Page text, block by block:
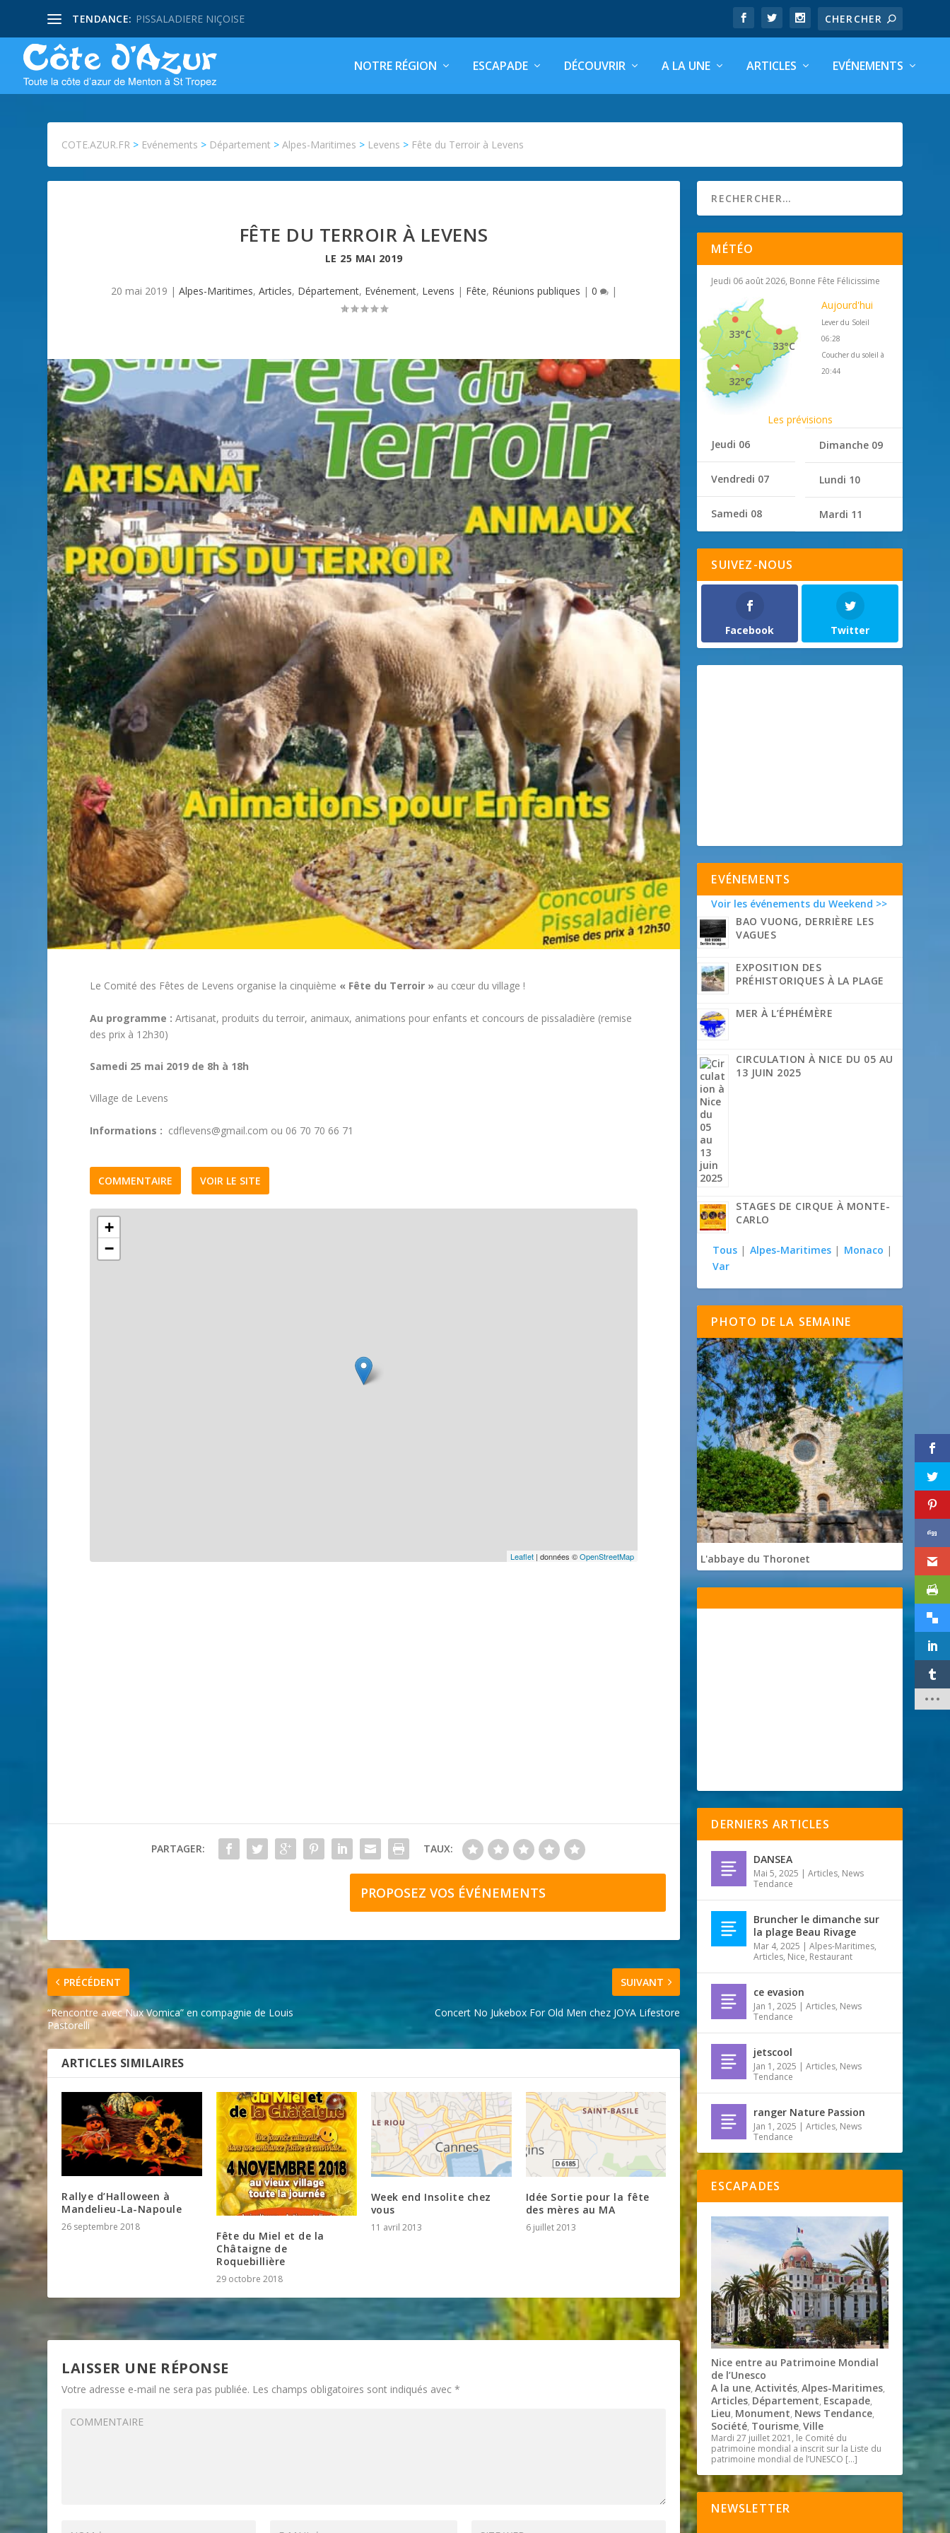
TENDANCE: PISSALADIERE NIÇOISE
NOTRE RÉGION ESCAPADE DÉCOUVRIR A LA UNE ARTICLES EVÉNEMENTS
COTE.AZUR.FR > Evénements > Département >Alpes-Maritimes > Levens > Fête du Terroir à Levens
FÊTE DU TERROIR À LEVENS
LE 25 MAI 2019
20 mai 2019 | Alpes-Maritimes, Articles, Département, Evénement, Levens | Fête, Réunions publiques | 0 |
Le Comité des Fêtes de Levens organise la cinquième « Fête du Terroir » au cœur du village !
Au programme : Artisanat, produits du terroir, animaux, animations pour enfants et concours de pissaladière (remise
des prix à 12h30)
Samedi 25 mai 2019 de 8h à 18h
Village de Levens
Informations : cdflevens@gmail.com ou 06 70 70 66 71
COMMENTAIRE VOIR LE SITE
+
−
Leaflet | données ©OpenStreetMap
PARTAGER: TAUX:
PROPOSEZ VOS ÉVÉNEMENTS
PRÉCÉDENT
“Rencontre avec Nux Vomica” en compagnie de Louis
Pastorelli
SUIVANT
Concert No Jukebox For Old Men chez JOYA Lifestore
ARTICLES SIMILAIRES
Rallye d’Halloween à
Mandelieu-La-Napoule
26 septembre 2018
Fête du Miel et de la
Châtaigne de
Roquebillière
29 octobre 2018
Week end Insolite chez
vous
11 avril 2013
Idée Sortie pour la fête
des mères au MA
6 juillet 2013
LAISSER UNE RÉPONSE
Votre adresse e-mail ne sera pas publiée. Les champs obligatoires sont indiqués avec*
MÉTÉO
Jeudi 06 août 2026, Bonne Fête Félicissime
33°C
33°C
32°C
Aujourd'hui
Lever du Soleil
06:28
Coucher du soleil à
20:44
Les prévisions
Jeudi 06
Vendredi 07
Samedi 08
Dimanche 09
Lundi 10
Mardi 11
SUIVEZ-NOUS
Facebook Twitter
EVÉNEMENTS
Voir les événements du Weekend >>
BAO VUONG, DERRIÈRE LES
VAGUES
EXPOSITION DES
PRÉHISTORIQUES À LA PLAGE
MER À L’ÉPHÉMÈRE
CIRCULATION À NICE DU 05 AU
13 JUIN 2025
STAGES DE CIRQUE À MONTE-
CARLO
Tous | Alpes-Maritimes | Monaco |
Var
PHOTO DE LA SEMAINE
L'abbaye du Thoronet
DERNIERS ARTICLES
DANSEA
Mai 5, 2025 |Articles, News
Tendance
Bruncher le dimanche sur
la plage Beau Rivage
Mar 4, 2025 |Alpes-Maritimes,
Articles, Nice, Restaurant
ce evasion
Jan 1, 2025 |Articles, News
Tendance
jetscool
Jan 1, 2025 |Articles, News
Tendance
ranger Nature Passion
Jan 1, 2025 |Articles, News
Tendance
ESCAPADES
Nice entre au Patrimoine Mondial
de l’Unesco
A la une,Activités,Alpes-Maritimes,
Articles, Département, Escapade,
Lieu, Monument, News Tendance,
Société, Tourisme,Ville
Mardi 27 juillet 2021, le Comité du
patrimoine mondial a inscrit sur la Liste du
patrimoine mondial de l’UNESCO […]
NEWSLETTER